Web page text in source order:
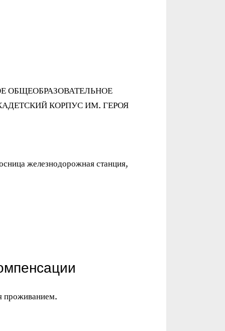
ОБЩЕОБРАЗОВАТЕЛЬНОЕ
КОРПУС ИМ. ГЕРОЯ
железнодорожная станция,
проживанием.